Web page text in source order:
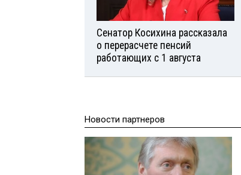
Сенатор Косихина рассказала
о перерасчете пенсий
работающих с 1 августа
Новости партнеров